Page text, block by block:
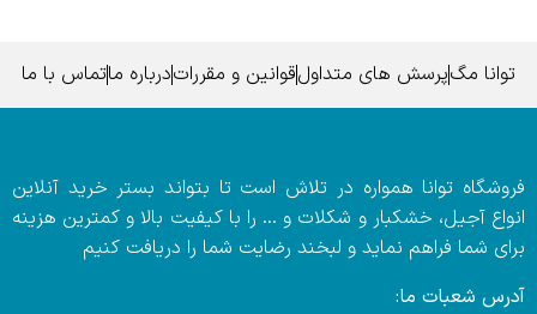
توانا مگپرسش های متداولقوانین و مقرراتدرباره ماتماس با ما
فروشگاه توانا همواره در تلاش است تا بتواند بستر خرید آنلاین
انواع آجیل، خشکبار و شکلات و … را با کیفیت بالا و کمترین هزینه
برای شما فراهم نماید و لبخند رضایت شما را دریافت کنیم
آدرس شعبات ما: